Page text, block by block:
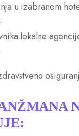
u izabranom
lokalne